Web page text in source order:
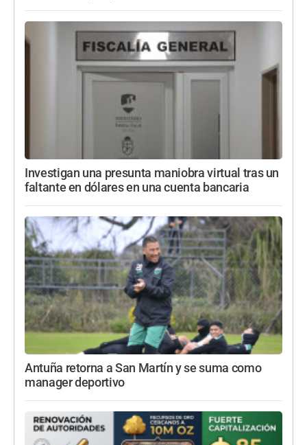
Investigan una presunta maniobra virtual tras un
faltante en dólares en una cuenta bancaria
Antuña retorna a San Martín y se suma como
manager deportivo